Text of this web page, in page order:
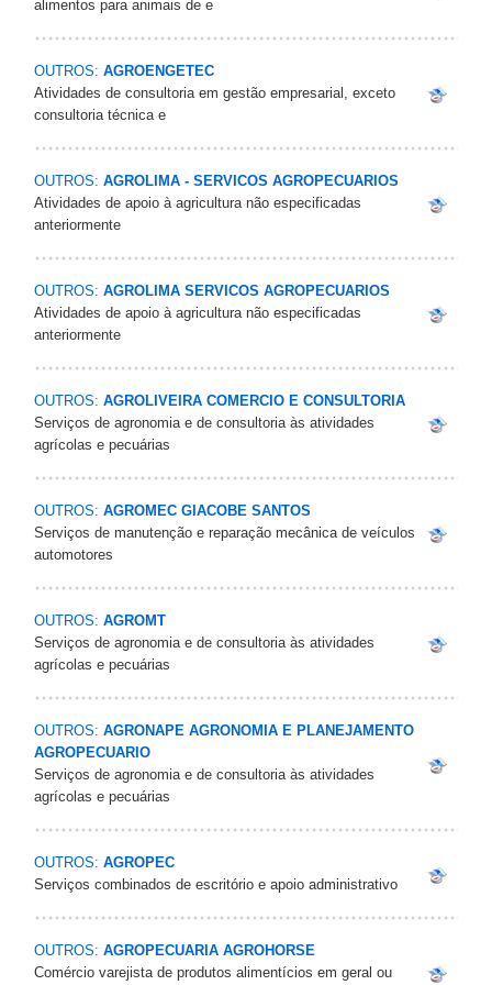
alimentos para animais de e
OUTROS: AGROENGETEC
Atividades de consultoria em gestão empresarial, exceto
consultoria técnica e
OUTROS: AGROLIMA - SERVICOS AGROPECUARIOS
Atividades de apoio à agricultura não especificadas
anteriormente
OUTROS: AGROLIMA SERVICOS AGROPECUARIOS
Atividades de apoio à agricultura não especificadas
anteriormente
OUTROS: AGROLIVEIRA COMERCIO E CONSULTORIA
Serviços de agronomia e de consultoria às atividades
agrícolas e pecuárias
OUTROS: AGROMEC GIACOBE SANTOS
Serviços de manutenção e reparação mecânica de veículos
automotores
OUTROS: AGROMT
Serviços de agronomia e de consultoria às atividades
agrícolas e pecuárias
OUTROS: AGRONAPE AGRONOMIA E PLANEJAMENTO
AGROPECUARIO
Serviços de agronomia e de consultoria às atividades
agrícolas e pecuárias
OUTROS: AGROPEC
Serviços combinados de escritório e apoio administrativo
OUTROS: AGROPECUARIA AGROHORSE
Comércio varejista de produtos alimentícios em geral ou